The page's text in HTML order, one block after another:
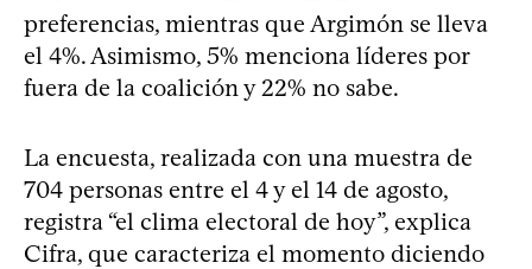
preferencias, mientras que Argimón se lleva
el 4%. Asimismo, 5% menciona líderes por
fuera de la coalición y 22% no sabe.
La encuesta, realizada con una muestra de
704 personas entre el 4 y el 14 de agosto,
registra “el clima electoral de hoy”, explica
Cifra, que caracteriza el momento diciendo